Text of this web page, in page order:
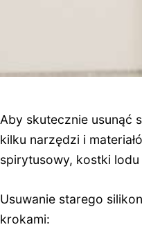
Aby skutecznie usunąć
kilku narzędzi i
spirytusowy, kostki
Usuwanie starego
krokami: